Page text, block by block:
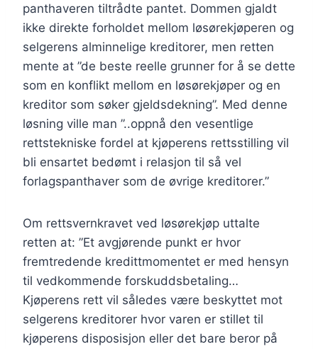
panthaveren tiltrådte pantet. Dommen gjaldt
ikke direkte forholdet mellom løsørekjøperen og
selgerens alminnelige kreditorer, men retten
mente at ”de beste reelle grunner for å se dette
som en konflikt mellom en løsørekjøper og en
kreditor som søker gjeldsdekning”. Med denne
løsning ville man ”..oppnå den vesentlige
rettstekniske fordel at kjøperens rettsstilling vil
bli ensartet bedømt i relasjon til så vel
forlagspanthaver som de øvrige kreditorer.”
Om rettsvernkravet ved løsørekjøp uttalte
retten at: ”Et avgjørende punkt er hvor
fremtredende kredittmomentet er med hensyn
til vedkommende forskuddsbetaling…
Kjøperens rett vil således være beskyttet mot
selgerens kreditorer hvor varen er stillet til
kjøperens disposisjon eller det bare beror på